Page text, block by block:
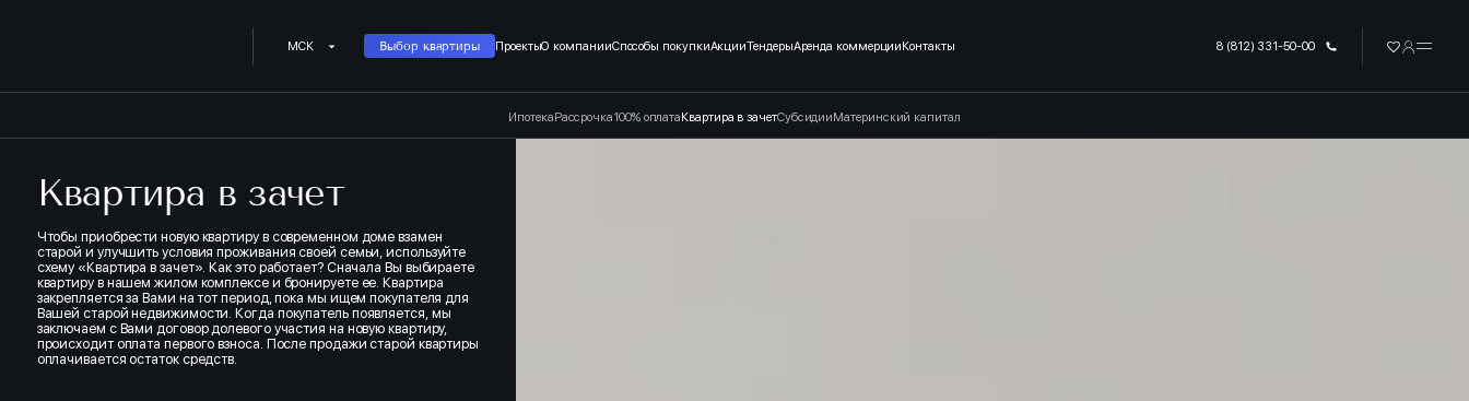
МСК Выбор квартиры ПроектыО компанииСпособы покупкиАкцииТендерыАренда коммерцииКонтакты 8 (812) 331-50-00
Купить квартиру в Квартира в зачет в Санкт-Петербурге и области от застройщика
ИпотекаРассрочка100% оплатаКвартира в зачетСубсидииМатеринский капитал
Квартира в зачет
Чтобы приобрести новую квартиру в современном доме взамен
старой и улучшить условия проживания своей семьи, используйте
схему «Квартира в зачет». Как это работает? Сначала Вы выбираете
квартиру в нашем жилом комплексе и бронируете ее. Квартира
закрепляется за Вами на тот период, пока мы ищем покупателя для
Вашей старой недвижимости. Когда покупатель появляется, мы
заключаем с Вами договор долевого участия на новую квартиру,
происходит оплата первого взноса. После продажи старой квартиры
оплачивается остаток средств.